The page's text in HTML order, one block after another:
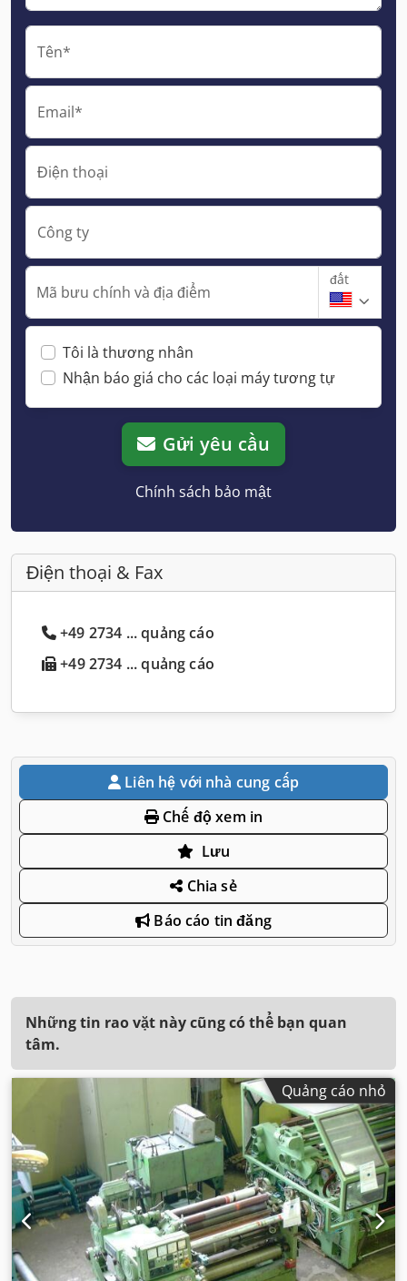
Tên*
Email*
Điện thoại
Công ty
Mã bưu chính và địa điểm
đất
Tôi là thương nhân
Nhận báo giá cho các loại máy tương tự
Gửi yêu cầu
Chính sách bảo mật
Điện thoại & Fax
+49 2734 ... quảng cáo
+49 2734 ... quảng cáo
Liên hệ với nhà cung cấp
Chế độ xem in
Lưu
Chia sẻ
Báo cáo tin đăng
Những tin rao vặt này cũng có thể bạn quan
tâm.
Quảng cáo nhỏ